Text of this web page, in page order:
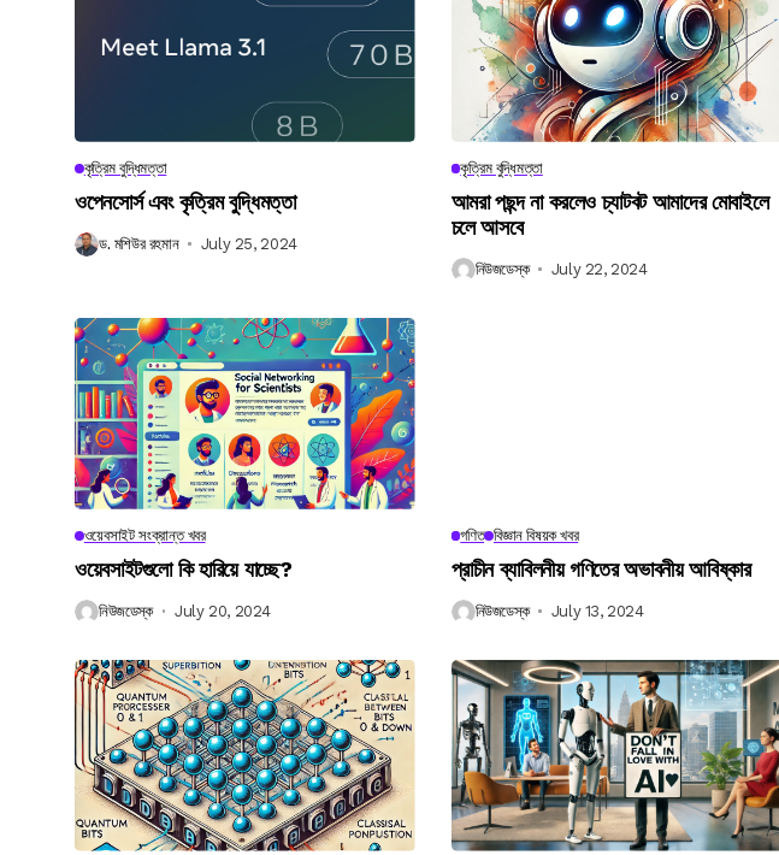
কৃত্রিম বুদ্ধিমত্তা
ওপেনসোর্স এবং কৃত্রিম বুদ্ধিমত্তা
ড. মশিউর রহমান July 25, 2024
কৃত্রিম বুদ্ধিমত্তা
আমরা পছন্দ না করলেও চ্যাটবট আমাদের মোবাইলে
চলে আসবে
নিউজডেস্ক July 22, 2024
ওয়েবসাইট সংক্রান্ত খবর
ওয়েবসাইটগুলো কি হারিয়ে যাচ্ছে?
নিউজডেস্ক July 20, 2024
গণিত বিজ্ঞান বিষয়ক খবর
প্রাচীন ব্যাবিলনীয় গণিতের অভাবনীয় আবিষ্কার
নিউজডেস্ক July 13, 2024